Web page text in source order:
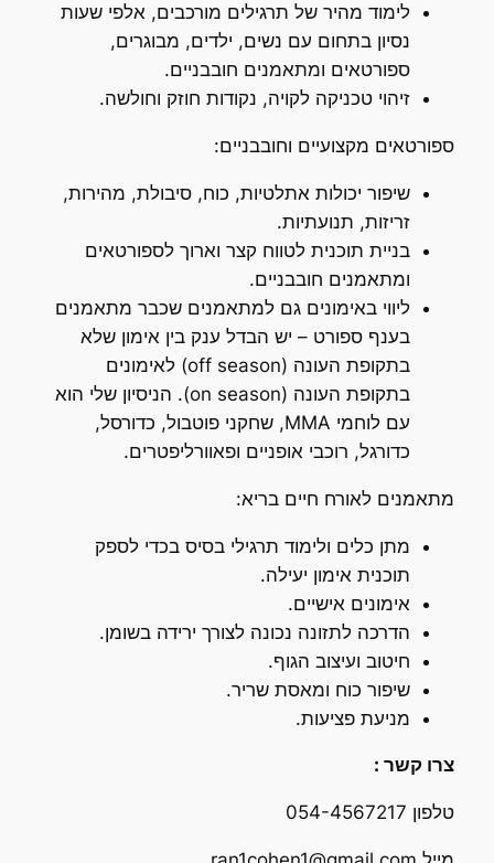
לימוד מהיר של תרגילים מורכבים, אלפי שעות
נסיון בתחום עם נשים, ילדים, מבוגרים,
ספורטאים ומתאמנים חובבניים.
זיהוי טכניקה לקויה, נקודות חוזק וחולשה.
ספורטאים מקצועיים וחובבניים:
שיפור יכולות אתלטיות, כוח, סיבולת, מהירות,
זריזות, תנועתיות.
בניית תוכנית לטווח קצר וארוך לספורטאים
ומתאמנים חובבניים.
ליווי באימונים גם למתאמנים שכבר מתאמנים
בענף ספורט – יש הבדל ענק בין אימון שלא
בתקופת העונה (off season) לאימונים
בתקופת העונה (on season). הניסיון שלי הוא
עם לוחמי MMA, שחקני פוטבול, כדורסל,
כדורגל, רוכבי אופניים ופאוורליפטרים.
מתאמנים לאורח חיים בריא:
מתן כלים ולימוד תרגילי בסיס בכדי לספק
תוכנית אימון יעילה.
אימונים אישיים.
הדרכה לתזונה נכונה לצורך ירידה בשומן.
חיטוב ועיצוב הגוף.
שיפור כוח ומאסת שריר.
מניעת פציעות.
צרו קשר :
טלפון 054-4567217